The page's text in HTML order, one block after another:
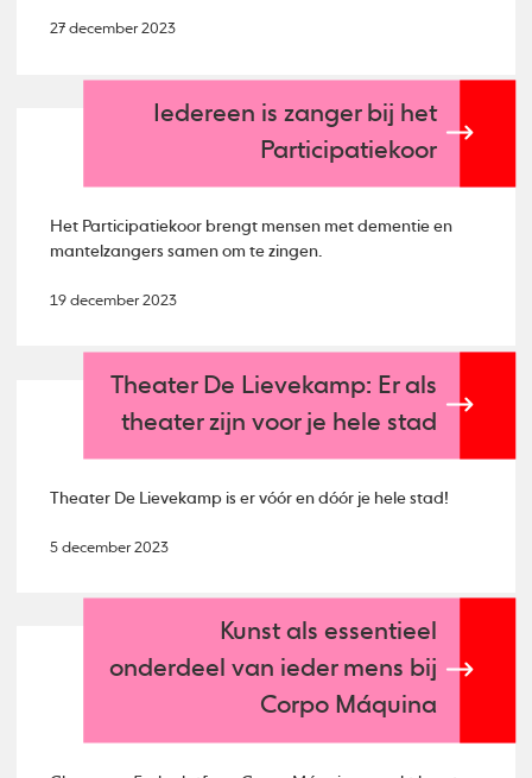
27 december 2023
Iedereen is zanger bij het
Participatiekoor
Het Participatiekoor brengt mensen met dementie en
mantelzangers samen om te zingen.
19 december 2023
Theater De Lievekamp: Er als
theater zijn voor je hele stad
Theater De Lievekamp is er vóór en dóór je hele stad!
5 december 2023
Kunst als essentieel
onderdeel van ieder mens bij
Corpo Máquina